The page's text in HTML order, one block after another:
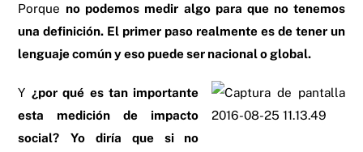
Porque no podemos medir algo para que no tenemos
una definición. El primer paso realmente es de tener un
lenguaje común y eso puede ser nacional o global.
Y ¿por qué es tan importante
esta medición de impacto
social?
Yo diría que si no